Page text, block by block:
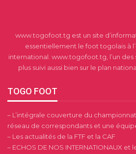
www.togofoot.tg est un site
essentiellement le foot togolais à
international. www.togofoot.tg, l’un des
plus suivi aussi bien sur le plan
TOGO FOOT
– L’intégrale couverture du
réseau de correspondants et une
– Les actualités de la FTF et la CAF
– ECHOS DE NOS INTERNATIONAUX et